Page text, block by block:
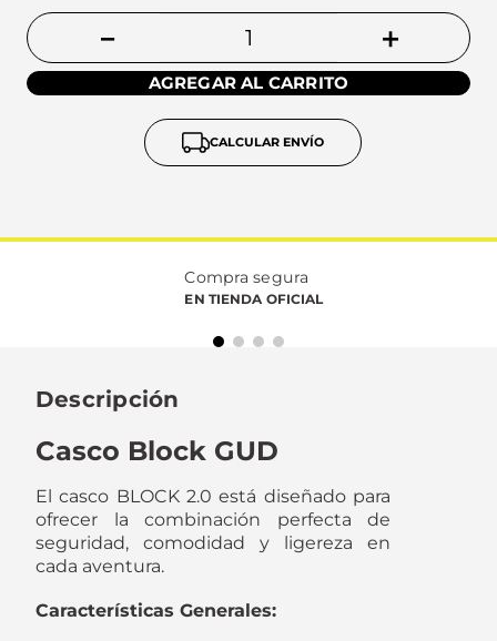
＋
－
AGREGAR AL CARRITO
CALCULAR ENVÍO
Compra segura
EN TIENDA OFICIAL
Descripción
Casco Block GUD
El casco BLOCK 2.0 está diseñado para
ofrecer la combinación perfecta de
seguridad, comodidad y ligereza en
cada aventura.
Características Generales: